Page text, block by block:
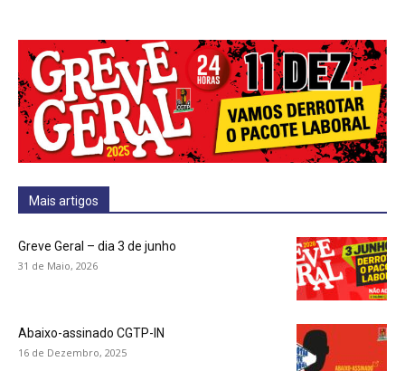
Mais artigos
Greve Geral – dia 3 de junho
31 de Maio, 2026
Abaixo-assinado CGTP-IN
16 de Dezembro, 2025